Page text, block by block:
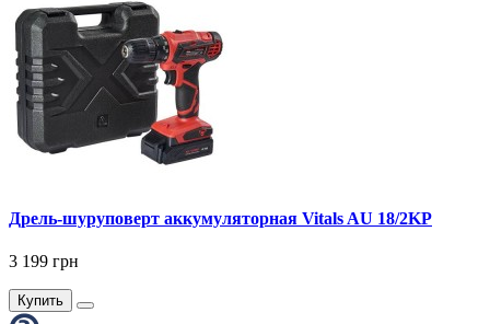
Дрель-шуруповерт аккумуляторная Vitals AU 18/2KP
3 199 грн
Купить